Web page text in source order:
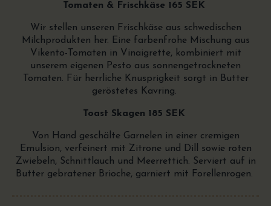
Tomaten & Frischkäse 165 SEK
Wir stellen unseren Frischkäse aus schwedischen
Milchprodukten her. Eine farbenfrohe Mischung aus
Vikento-Tomaten in Vinaigrette, kombiniert mit
unserem eigenen Pesto aus sonnengetrockneten
Tomaten. Für herrliche Knusprigkeit sorgt in Butter
geröstetes Kavring.
Toast Skagen 185 SEK
Von Hand geschälte Garnelen in einer cremigen
Emulsion, verfeinert mit Zitrone und Dill sowie roten
Zwiebeln, Schnittlauch und Meerrettich. Serviert auf in
Butter gebratener Brioche, garniert mit Forellenrogen.